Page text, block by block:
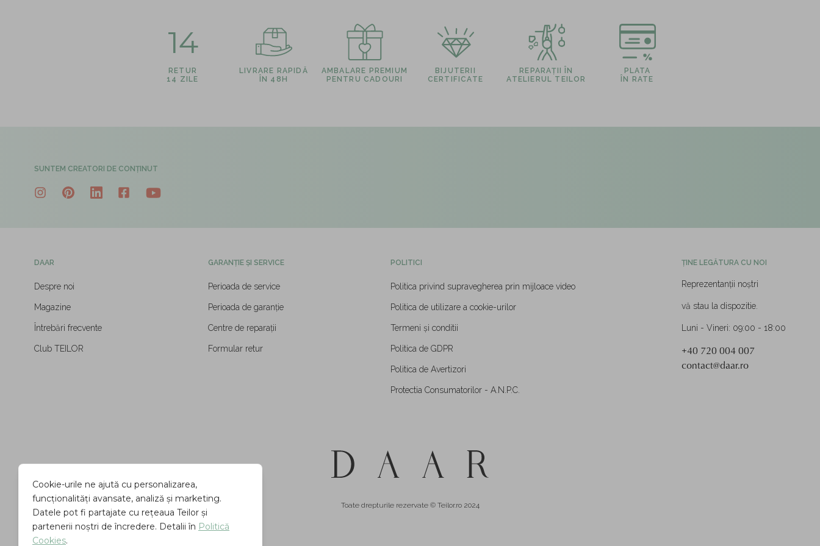
14
RETUR
14 ZILE
LIVRARE RAPIDĂ
ÎN 48H
AMBALARE PREMIUM
PENTRU CADOURI
BIJUTERII
CERTIFICATE
REPARAȚII ÎN
ATELIERUL TEILOR
PLATA
ÎN RATE
SUNTEM CREATORI DE CONȚINUT
DAAR
Despre noi
Magazine
Întrebări frecvente
Club TEILOR
GARANȚIE ȘI SERVICE
Perioada de service
Perioada de garanție
Centre de reparații
Formular retur
POLITICI
Politica privind supravegherea prin mijloace video
Politica de utilizare a cookie-urilor
Termeni și conditii
Politica de GDPR
Politica de Avertizori
Protectia Consumatorilor - A.N.P.C.
ȚINE LEGĂTURA CU NOI
Reprezentanții noștri
vă stau la dispozitie.
Luni - Vineri: 09:00 - 18:00
+40 720 004 007
contact@daar.ro
Toate drepturile rezervate © Teilor.ro 2024